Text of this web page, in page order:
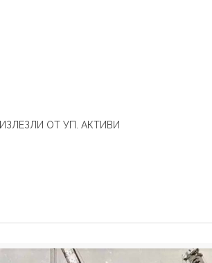
ИЗЛЕЗЛИ ОТ УП. АКТИВИ